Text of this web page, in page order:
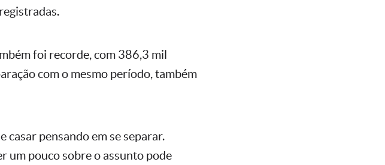
foi recorde, com 386,3 mil
com o mesmo período, também
casar pensando em se separar.
um pouco sobre o assunto pode